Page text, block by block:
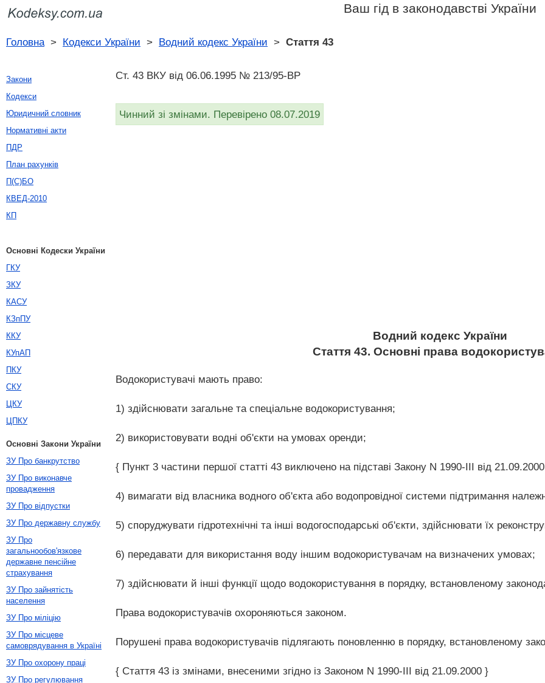
Ваш гід в законодавстві України
Головна> Кодекси України > Водний кодекс України > Стаття 43
Ст. 43 ВКУ від 06.06.1995 № 213/95-ВР
Чинний зі змінами. Перевірено 08.07.2019
Водний кодекс України
Стаття 43. Основні права
Водокористувачі мають право:
1) здійснювати загальне та спеціальне водокористування;
2) використовувати водні об'єкти на умовах оренди;
{ Пункт 3 частини першої статті 43 виключено на підставі Закону N 1990-III від
4) вимагати від власника водного об'єкта або водопровідної системи підтримання
5) споруджувати гідротехнічні та інші водогосподарські об'єкти, здійснювати їх
6) передавати для використання воду іншим водокористувачам на визначених умовах;
7) здійснювати й інші функції щодо водокористування в порядку, встановленому
Права водокористувачів охороняються законом.
Порушені права водокористувачів підлягають поновленню в порядку, встановленому
{ Стаття 43 із змінами, внесеними згідно із Законом N 1990-III від 21.09.2000 }
Закони
Кодекси
Юридичний словник
Нормативні акти
ПДР
План рахунків
П(С)БО
КВЕД-2010
КП
Основні Кодески України
ГКУ
ЗКУ
КАСУ
КЗпПУ
ККУ
КУпАП
ПКУ
СКУ
ЦКУ
ЦПКУ
Основні Закони України
ЗУ Про банкрутство
ЗУ Про виконавче
провадження
ЗУ Про відпустки
ЗУ Про державну службу
ЗУ Про
загальнообов'язкове
державне пенсійне
страхування
ЗУ Про зайнятість
населення
ЗУ Про міліцію
ЗУ Про місцеве
самоврядування в Україні
ЗУ Про охорону праці
ЗУ Про регулювання